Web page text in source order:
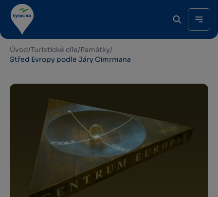
Úvod/Turistické cíle/Památky/
Střed Evropy podle Járy Cimrmana